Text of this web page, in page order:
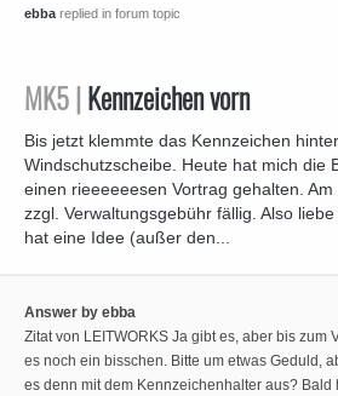
ebbareplied in forum topic
MK5 | Kennzeichen vorn
Bis jetzt klemmte das Kennzeichen
Windschutzscheibe. Heute hat mich die
einen rieeeeeesen Vortrag gehalten.
zzgl. Verwaltungsgebühr fällig. Also
hat eine Idee (außer den...
Answer by ebba
Zitat von LEITWORKS Ja gibt es, aber bis zum
es noch ein bisschen. Bitte um etwas Geduld,
es denn mit dem Kennzeichenhalter aus?